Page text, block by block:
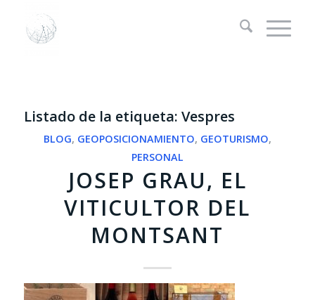
Listado de la etiqueta: Vespres
BLOG, GEOPOSICIONAMIENTO, GEOTURISMO,
PERSONAL
JOSEP GRAU, EL
VITICULTOR DEL
MONTSANT